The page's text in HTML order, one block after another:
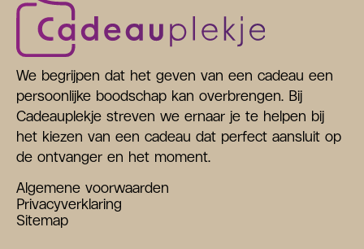
We begrijpen dat het geven van een cadeau een
persoonlijke boodschap kan overbrengen. Bij
Cadeauplekje streven we ernaar je te helpen bij
het kiezen van een cadeau dat perfect aansluit op
de ontvanger en het moment.
Algemene voorwaarden
Privacyverklaring
Sitemap